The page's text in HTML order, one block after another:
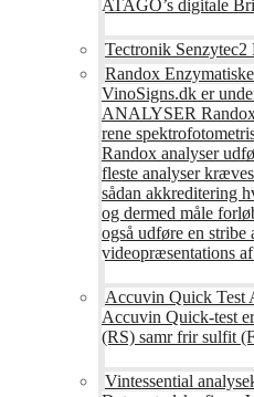
ATAGO’s digitale
Tectronik Senzytec2
Randox
VinoSigns.dk er
ANALYSER Randox
rene
Randox analyser
fleste analyser
sådan akkreditering
og dermed måle
også udføre en
videopræsentations
Accuvin Quick Test
Accuvin Quick-test
(RS) samr frir sulfit
Vintessential